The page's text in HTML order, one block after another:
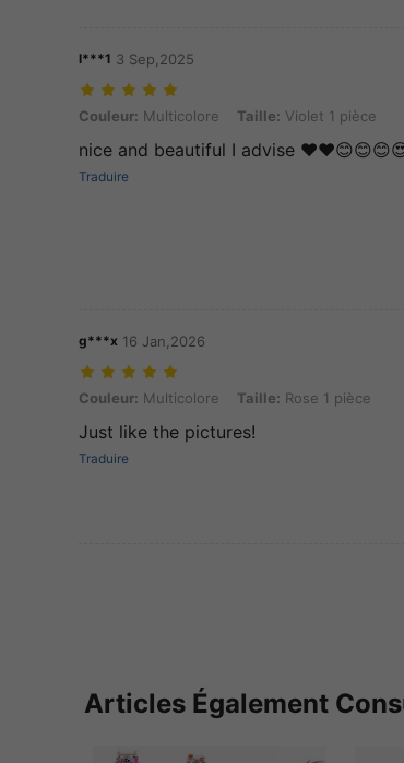
l***1 3 Sep,2025
Couleur: Multicolore, Taille: Violet 1 pièce
Couleur: Multicolore Taille: Violet 1 pièce
nice and beautiful I advise
Traduire
g***x 16 Jan,2026
Couleur: Multicolore, Taille: Rose 1 pièce
Couleur: Multicolore Taille: Rose 1 pièce
Just like the pictures!
Traduire
Articles Également